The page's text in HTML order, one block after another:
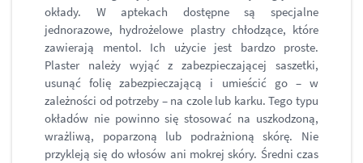
okłady. W aptekach dostępne są specjalne
jednorazowe, hydrożelowe plastry chłodzące, które
zawierają mentol. Ich użycie jest bardzo proste.
Plaster należy wyjąć z zabezpieczającej saszetki,
usunąć folię zabezpieczającą i umieścić go – w
zależności od potrzeby – na czole lub karku. Tego typu
okładów nie powinno się stosować na uszkodzoną,
wrażliwą, poparzoną lub podrażnioną skórę. Nie
przykleją się do włosów ani mokrej skóry. Średni czas